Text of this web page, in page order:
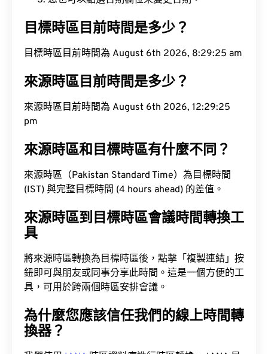
目標時區目前時間是多少？
目標時區目前時間為 August 6th 2026, 8:29:26 am
來源時區目前時間是多少？
來源時區目前時間為 August 6th 2026, 12:29:26
pm
來源時區和目標時區有什麼不同？
來源時區（Pakistan Standard Time）為目標時間
(IST) 與完整目標時間 (4 hours ahead) 的差值。
來源時區到目標時區會議時間轉換工
具
將來源時區轉換為目標時區後，點擊「複製連結」按
鈕即可與朋友或同事分享此時間。這是一個方便的工
具，可用於跨兩個時區安排會議。
為什麼您應該信任我們的線上時間轉
換器？